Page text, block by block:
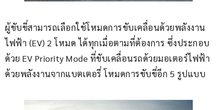
ผู้ขับขี่สามารถเลือกใช้โหมดการขับเคลื่อนด้วยพลังงาน
ไฟฟ้า (EV) 2 โหมด ได้ทุกเมื่อตามที่ต้องการ ซึ่งประกอบ
ด้วย EV Priority Mode ที่ขับเคลื่อนรถด้วยมอเตอร์ไฟฟ้า
ด้วยพลังงานจากแบตเตอรี่ โหมดการขับขี่อีก 5 รูปแบบ